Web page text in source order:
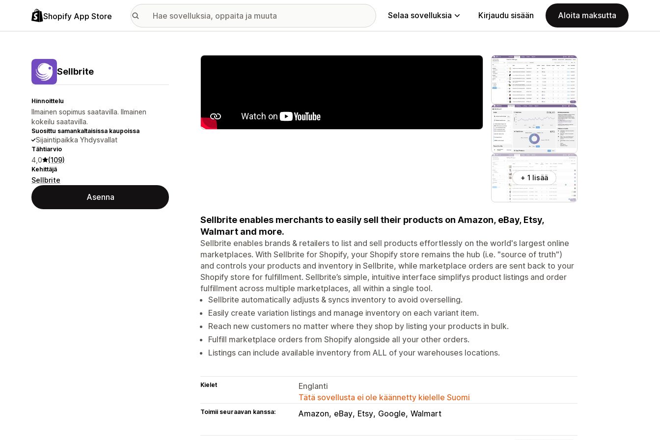
Shopify App Store Selaa sovelluksia Kirjaudu sisään Aloita maksutta
Sellbrite
Hinnoittelu
Ilmainen sopimus saatavilla. Ilmainen
kokeilu saatavilla.
Suosittu samankaltaisissa kaupoissa
Sijaintipaikka Yhdysvallat
Tähtiarvio
4,0 (109)
Kehittäjä
Sellbrite
Asenna
Esittelykuvagalleria
+ 1 lisää
Sellbrite enables merchants to easily sell their products on Amazon, eBay, Etsy,
Walmart and more.
Sellbrite enables brands & retailers to list and sell products effortlessly on the world's largest online
marketplaces. With Sellbrite for Shopify, your Shopify store remains the hub (i.e. "source of truth")
and controls your products and inventory in Sellbrite, while marketplace orders are sent back to your
Shopify store for fulfillment. Sellbrite’s simple, intuitive interface simplifys product listings and order
fulfillment across multiple marketplaces, all within a single tool.
Sellbrite automatically adjusts & syncs inventory to avoid overselling.
Easily create variation listings and manage inventory on each variant item.
Reach new customers no matter where they shop by listing your products in bulk.
Fulfill marketplace orders from Shopify alongside all your other orders.
Listings can include available inventory from ALL of your warehouses locations.
Kielet
Englanti
Tätä sovellusta ei ole käännetty kielelle Suomi
Toimii seuraavan kanssa: Amazon eBay Etsy Google Walmart